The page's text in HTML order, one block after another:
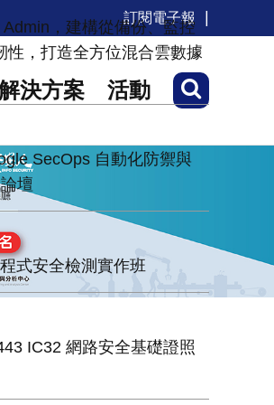
訂閱電子報
決方案 活動
，建構從備份、監控
性，打造全方位混合雲數據
SecOps 自動化防禦與
壇
式安全檢測實作班
IC32 網路安全基礎證照